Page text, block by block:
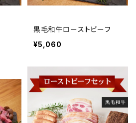
黒毛和牛ローストビーフ
¥5,060